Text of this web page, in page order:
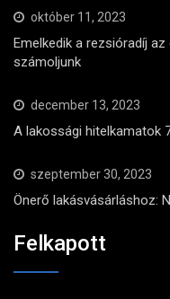
október 11, 2023
Emelkedik a rezsióradíj
számoljunk
december 13, 2023
A lakossági hitelkamatok
szeptember 30, 2023
Önerő lakásvásárláshoz:
Felkapott